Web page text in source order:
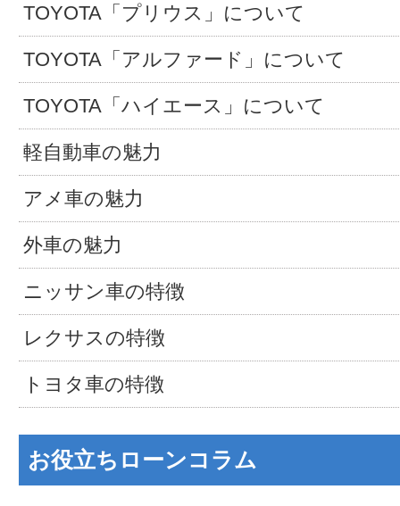
TOYOTA「プリウス」について
TOYOTA「アルファード」について
TOYOTA「ハイエース」について
軽自動車の魅力
アメ車の魅力
外車の魅力
ニッサン車の特徴
レクサスの特徴
トヨタ車の特徴
お役立ちローンコラム